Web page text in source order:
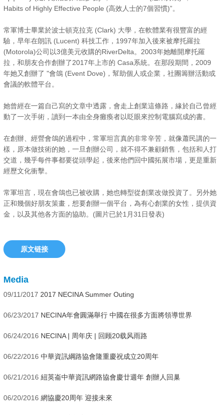
Habits of Highly Effective People (高效人士的7個習慣)”。
常軍博士畢業於波士頓克拉克 (Clark) 大學，在軟體業有很豐富的經
驗，早年在朗訊 (Lucent) 科技工作，1997年加入後來被摩托羅拉
(Motorola)公司以3億美元收購的RiverDelta。2003年她離開摩托羅
拉，和朋友合作創辦了2017年上市的 Casa系統。在那段期間，2009
年她又創辦了 "會鴿 (Event Dove)，幫助個人或企業，社團籌辦活動或
會議的軟體平台。
她曾經在一篇自己寫的文章中透露，會走上創業這條路，緣於自己曾經
動了一次手術，讀到一本由全身癱瘓者以眨眼來控制電腦寫成的書。
在創辦、經營會鴿的過程中，常軍坦言真的非常辛苦，就像蕭民講的一
樣，原本做技術的她，一旦創辦公司，就不得不兼顧銷售，包括和人打
交道，幾乎每件事都要從頭學起，後來他們回中國拓展市場，更是重新
經歷文化衝擊。
常軍坦言，現在會鴿也已被收購，她也轉型從創業改做投資了。另外她
正和幾個好朋友策畫，想要創辦一個平台，為有心創業的女性，提供資
金，以及其他各方面的協助。(圖片已於1月31日發表)
原文链接
Media
09/11/2017 2017 NECINA Summer Outing
06/23/2017 NECINA年會圓滿舉行 中國在很多方面將領導世界
06/24/2016 NECINA | 周年庆 | 回顾20载风雨路
06/22/2016 中華資訊綱路協會隆重慶祝成立20周年
06/21/2016 紐英崙中華資訊網路協會慶廿週年 創辦人回巢
06/20/2016 網協慶20周年 迎接未來